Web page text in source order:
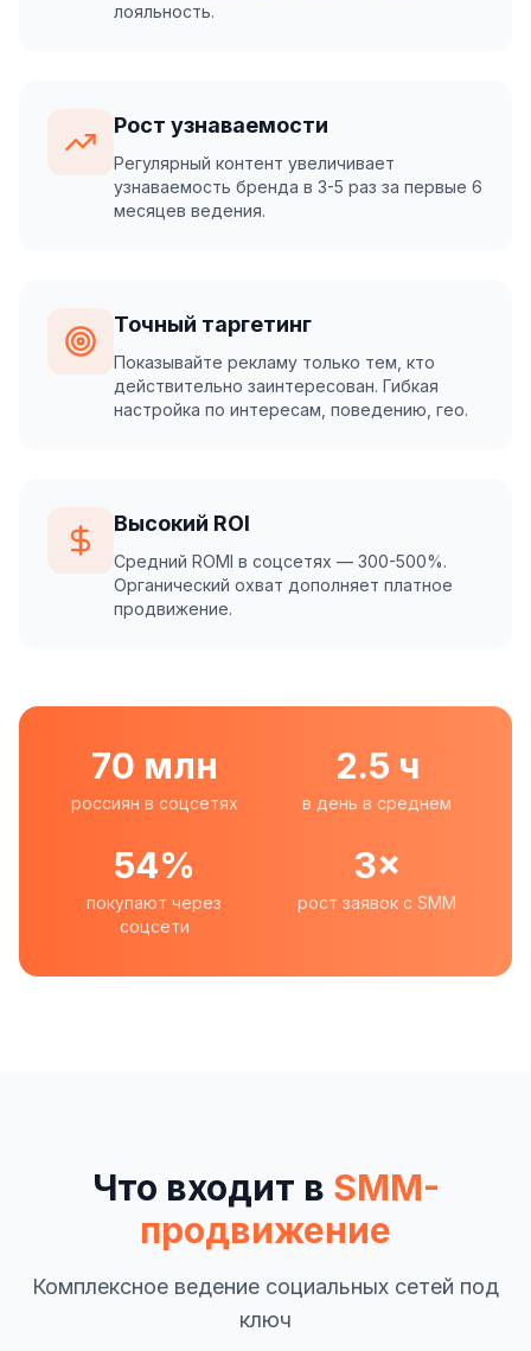
лояльность.
Рост узнаваемости
Регулярный контент увеличивает
узнаваемость бренда в 3-5 раз за первые 6
месяцев ведения.
Точный таргетинг
Показывайте рекламу только тем, кто
действительно заинтересован. Гибкая
настройка по интересам, поведению, гео.
Высокий ROI
Средний ROMI в соцсетях — 300-500%.
Органический охват дополняет платное
продвижение.
70 млн
россиян в соцсетях
2.5 ч
в день в среднем
54%
покупают через
соцсети
3×
рост заявок с SMM
Что входит в SMM-
продвижение
Комплексное ведение социальных сетей под
ключ